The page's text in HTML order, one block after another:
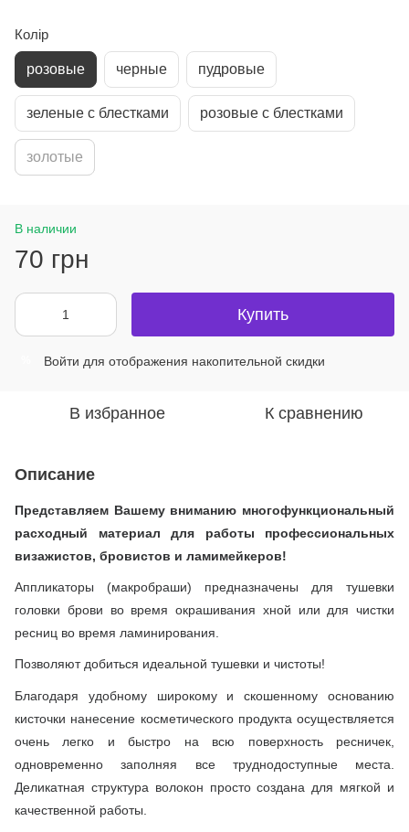
Колір
розовые черные пудровые
зеленые с блестками розовые с блестками
золотые
В наличии
70 грн
Купить
Войти для отображения накопительной скидки
В избранное К сравнению
Описание
Представляем Вашему вниманию многофункциональный
расходный материал для работы профессиональных
визажистов, бровистов и ламимейкеров!
Аппликаторы (макробраши) предназначены для тушевки
головки брови во время окрашивания хной или для чистки
ресниц во время ламинирования.
Позволяют добиться идеальной тушевки и чистоты!
Благодаря удобному широкому и скошенному основанию
кисточки нанесение косметического продукта осуществляется
очень легко и быстро на всю поверхность ресничек,
одновременно заполняя все труднодоступные места.
Деликатная структура волокон просто создана для мягкой и
качественной работы.